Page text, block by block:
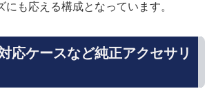
にも応える構成となっています。
応ケースなど純正アクセサリ